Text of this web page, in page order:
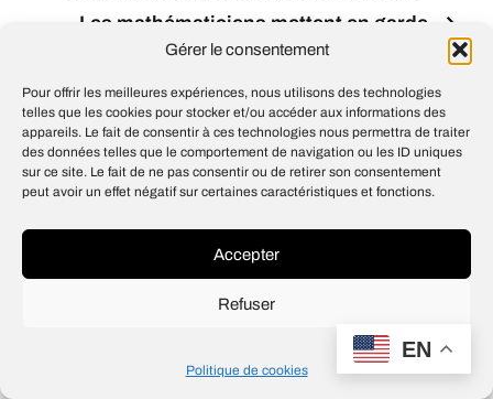
Gérer le consentement
Pour offrir les meilleures expériences, nous utilisons des technologies
telles que les cookies pour stocker et/ou accéder aux informations des
appareils. Le fait de consentir à ces technologies nous permettra de traiter
des données telles que le comportement de navigation ou les ID uniques
sur ce site. Le fait de ne pas consentir ou de retirer son consentement
peut avoir un effet négatif sur certaines caractéristiques et fonctions.
Accepter
Refuser
Politique de cookies
Les mathématiciens mettent en garde
contre les menaces que fait peser l’IA sur
de démonstrations plausibles mais
erronées, dans le cadre d’une déclaration
© 2026Open IA
Jean-Louis Maso
EN